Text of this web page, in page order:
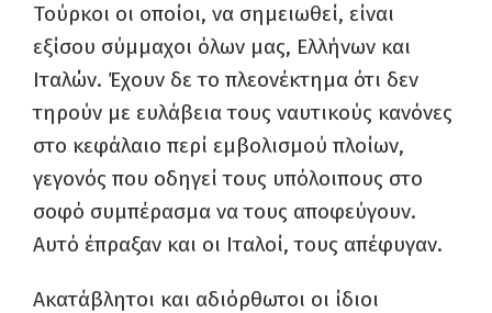
Τούρκοι οι οποίοι, να σημειωθεί, είναι
εξίσου σύμμαχοι όλων μας, Ελλήνων και
Ιταλών. Έχουν δε το πλεονέκτημα ότι δεν
τηρούν με ευλάβεια τους ναυτικούς κανόνες
στο κεφάλαιο περί εμβολισμού πλοίων,
γεγονός που οδηγεί τους υπόλοιπους στο
σοφό συμπέρασμα να τους αποφεύγουν.
Αυτό έπραξαν και οι Ιταλοί, τους απέφυγαν.
Ακατάβλητοι και αδιόρθωτοι οι ίδιοι